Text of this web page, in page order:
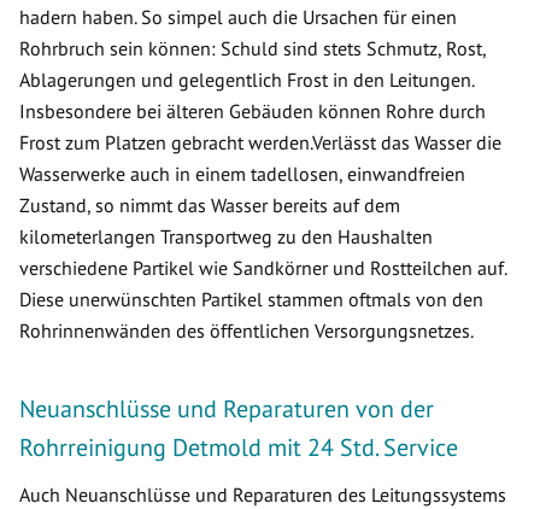
hadern haben. So simpel auch die Ursachen für einen
Rohrbruch sein können: Schuld sind stets Schmutz, Rost,
Ablagerungen und gelegentlich Frost in den Leitungen.
Insbesondere bei älteren Gebäuden können Rohre durch
Frost zum Platzen gebracht werden.Verlässt das Wasser die
Wasserwerke auch in einem tadellosen, einwandfreien
Zustand, so nimmt das Wasser bereits auf dem
kilometerlangen Transportweg zu den Haushalten
verschiedene Partikel wie Sandkörner und Rostteilchen auf.
Diese unerwünschten Partikel stammen oftmals von den
Rohrinnenwänden des öffentlichen Versorgungsnetzes.
Neuanschlüsse und Reparaturen von der
Rohrreinigung Detmold mit 24 Std. Service
Auch Neuanschlüsse und Reparaturen des Leitungssystems